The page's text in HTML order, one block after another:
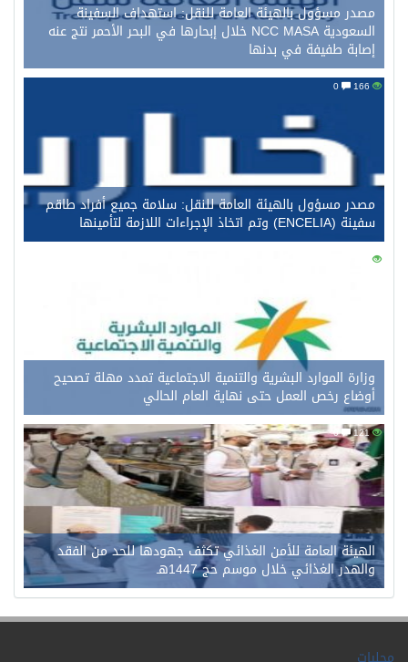
مصدر مسؤول بالهيئة العامة للنقل: استهداف السفينة
السعودية NCC MASA خلال إبحارها في البحر الأحمر نتج عنه
إصابة طفيفة في بدنها
مصدر مسؤول بالهيئة العامة للنقل: سلامة جميع أفراد طاقم
سفينة (ENCELIA) وتم اتخاذ الإجراءات اللازمة لتأمينها
145
وزارة الموارد البشرية والتنمية الاجتماعية تمدد مهلة تصحيح
أوضاع رخص العمل حتى نهاية العام الحالي
121
0
الهيئة العامة للأمن الغذائي تكثف جهودها للحد من الفقد
والهدر الغذائي خلال موسم حج 1447هـ